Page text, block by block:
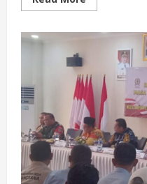
more
Kebutuhan
Masyarakat
Tangani
di
Cibinong,
Irvan
Maulana
Gunakan
Dana
Pribadi
Beli
Perahu
Karet